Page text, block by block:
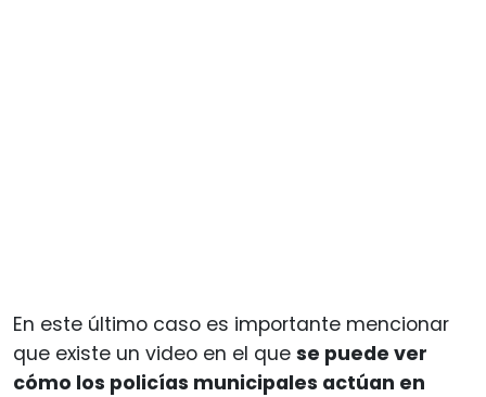
En este último caso es importante mencionar
que existe un video en el que se puede ver
cómo los policías municipales actúan en